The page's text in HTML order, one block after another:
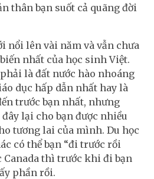
thân bạn suốt cả quãng đời
nổi lên vài năm và vẫn chưa
nhất của học sinh Việt.
là đất nước hào nhoáng
dục hấp dẫn nhất hay là
trước bạn nhất, nhưng
lại cho bạn được nhiều
tương lai của mình. Du học
có thể bạn “đi trước rồi
thì trước khi đi bạn
phần rồi.